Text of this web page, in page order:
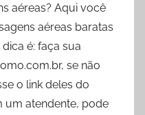
aéreas? Aqui você
aéreas baratas
é: faça sua
se não
o link deles do
um atendente, pode